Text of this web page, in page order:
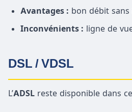
Avantages : bon débit
Inconvénients : ligne de
DSL / VDSL
L’ADSL reste disponible dans